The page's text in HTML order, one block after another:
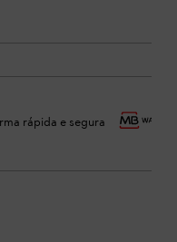
rápida e segura